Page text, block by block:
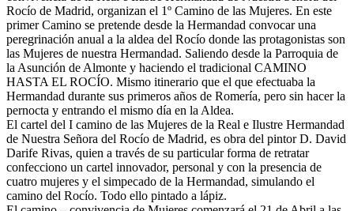
Rocío de Madrid, organizan el 1º Camino de las Mujeres. En este
primer Camino se pretende desde la Hermandad convocar una
peregrinación anual a la aldea del Rocío donde las protagonistas son
las Mujeres de nuestra Hermandad. Saliendo desde la Parroquia de
la Asunción de Almonte y haciendo el tradicional CAMINO
HASTA EL ROCÍO. Mismo itinerario que el que efectuaba la
Hermandad durante sus primeros años de Romería, pero sin hacer la
pernocta y entrando el mismo día en la Aldea.
El cartel del I camino de las Mujeres de la Real e Ilustre Hermandad
de Nuestra Señora del Rocío de Madrid, es obra del pintor D. David
Darife Rivas, quien a través de su particular forma de retratar
confecciono un cartel innovador, personal y con la presencia de
cuatro mujeres y el simpecado de la Hermandad, simulando el
camino del Rocío. Todo ello pintado a lápiz.
El traslado cada siete años
¿Cuales son los actos principales que se celebran en el
Rocío?
Quiero hacer el camino,¿que tengo que hacer?
En el Rocío, ¿dónde me alojo?